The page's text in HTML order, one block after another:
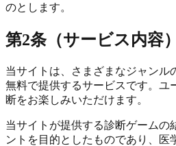
のとします。
第2条（サービス内容）
当サイトは、さまざまなジャンル
無料で提供するサービスです。ユ
断をお楽しみいただけます。
当サイトが提供する診断ゲームの
ントを目的としたものであり、医